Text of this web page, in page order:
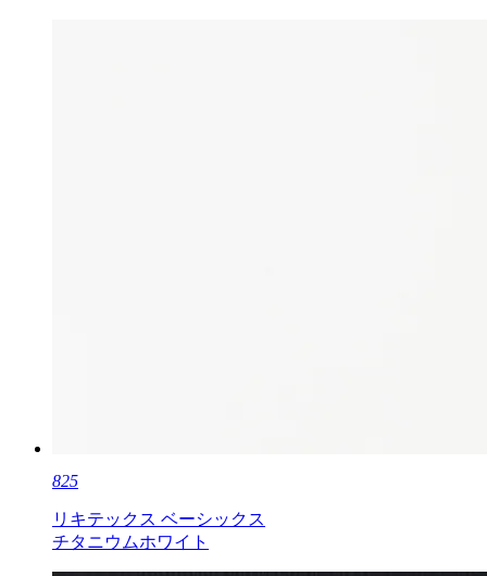
825
リキテックス ベーシックス
チタニウムホワイト